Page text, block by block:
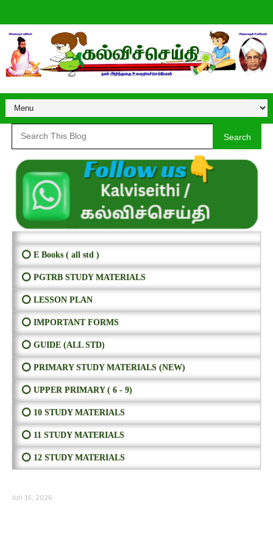
Search
⭕ E Books ( all std )
⭕ PGTRB STUDY MATERIALS
⭕ LESSON PLAN
⭕ IMPORTANT FORMS
⭕ GUIDE (ALL STD)
⭕ PRIMARY STUDY MATERIALS (NEW)
⭕ UPPER PRIMARY ( 6 - 9)
⭕ 10 STUDY MATERIALS
⭕ 11 STUDY MATERIALS
⭕ 12 STUDY MATERIALS
Jun 15, 2026